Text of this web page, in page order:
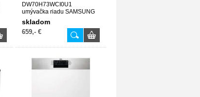
DW70H73WCI0U1
umývačka riadu SAMSUNG
skladom
659,- €